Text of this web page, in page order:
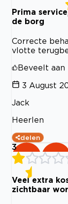
Prima
de borg
Correcte
vlotte
Beveelt aan
3 August
Jack
Heerlen
delen
3
Veel extra
zichtbaar